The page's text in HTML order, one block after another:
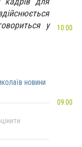
у
новини
10:00
09:00